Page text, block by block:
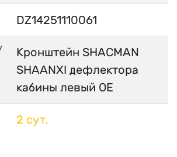
DZ14251110061
Кронштейн SHACMAN
SHAANXI дефлектора
кабины левый OE
2 сут.